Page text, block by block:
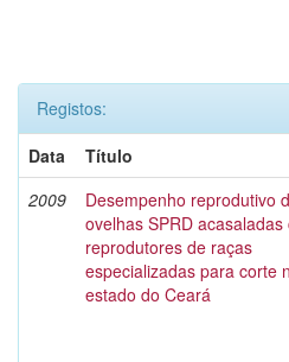
Registos:
Data
Título
2009
Desempenho reprodutivo
ovelhas SPRD acasaladas
reprodutores de raças
especializadas para corte
estado do Ceará